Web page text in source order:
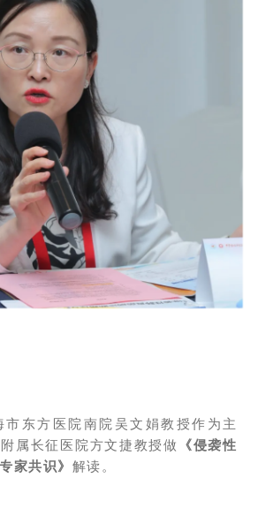
市东方医院南院吴文娟教授作为主
属长征医院方文捷教授做
《侵袭性
家共识》 解读。